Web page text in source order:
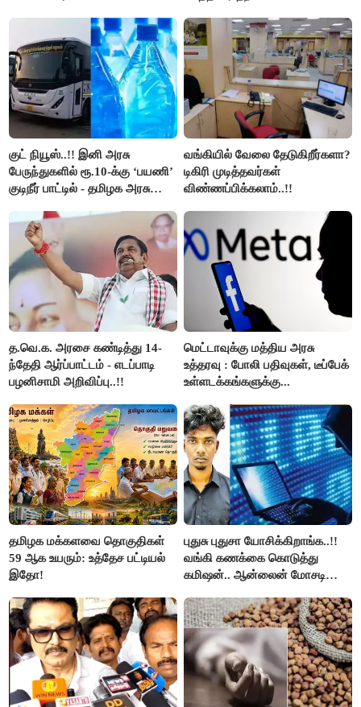
குட் நியூஸ்..!! இனி அரசு
பேருந்துகளில் ரூ.10-க்கு ‘பயணி’
குடிநீர் பாட்டில் - தமிழக அரசு
வங்கியில் வேலை தேடுகிறீர்களா?
டிகிரி முடித்தவர்கள்
விண்ணப்பிக்கலாம்..!!
த.வெ.க. அரசை கண்டித்து 14-
ந்தேதி ஆர்ப்பாட்டம் - எடப்பாடி
பழனிசாமி அறிவிப்பு..!!
மெட்டாவுக்கு மத்திய அரசு
உத்தரவு : போலி பதிவுகள், டீப்பேக்
உள்ளடக்கங்களுக்கு...
தமிழக மக்களவை தொகுதிகள்
59 ஆக உயரும்: உத்தேச பட்டியல்
இதோ!
புதுசு புதுசா யோசிக்கிறாங்க..!!
வங்கி கணக்கை கொடுத்து
கமிஷன்.. ஆன்லைன் மோசடி
கைது..!!